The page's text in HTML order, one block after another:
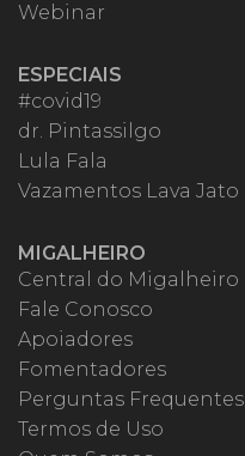
Webinar
ESPECIAIS
#covid19
dr. Pintassilgo
Lula Fala
Vazamentos Lava Jato
MIGALHEIRO
Central do Migalheiro
Fale Conosco
Apoiadores
Fomentadores
Perguntas Frequentes
Termos de Uso